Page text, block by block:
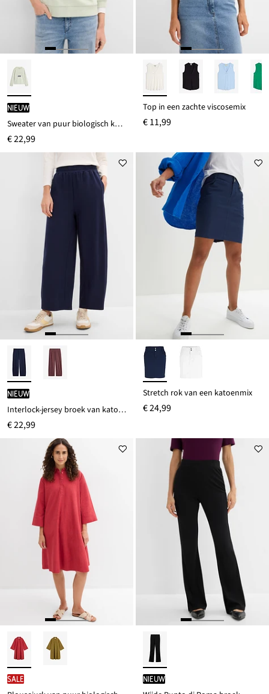
Nieuw
Sweater van puur biologisch katoen met puffprint
€ 22,99
Top in een zachte viscosemix
€ 11,99
Nieuw
Interlock-jersey broek van katoen
€ 22,99
Stretch rok van een katoenmix
€ 24,99
SALE Nieuw